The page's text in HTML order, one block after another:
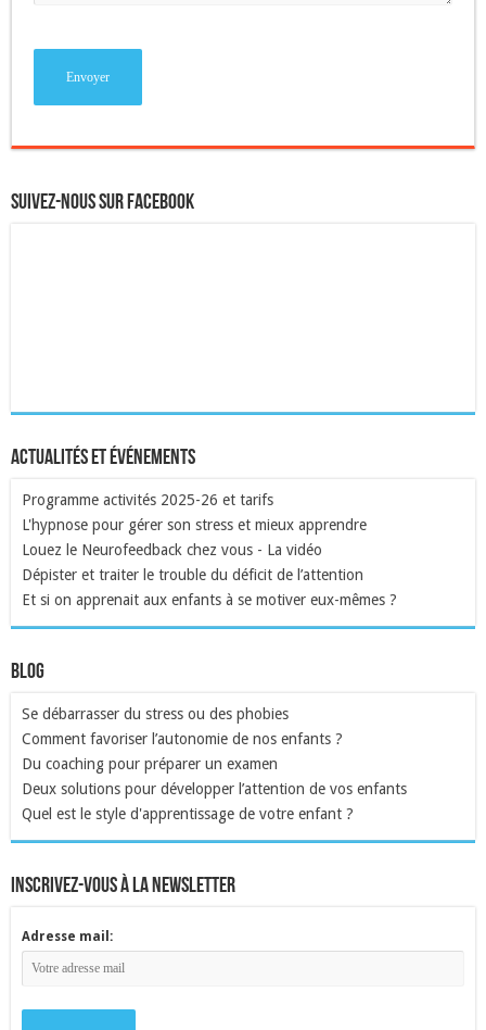
Suivez-nous sur Facebook
Actualités et événements
Programme activités 2025-26 et tarifs
L'hypnose pour gérer son stress et mieux apprendre
Louez le Neurofeedback chez vous - La vidéo
Dépister et traiter le trouble du déficit de l’attention
Et si on apprenait aux enfants à se motiver eux-mêmes ?
Blog
Se débarrasser du stress ou des phobies
Comment favoriser l’autonomie de nos enfants ?
Du coaching pour préparer un examen
Deux solutions pour développer l’attention de vos enfants
Quel est le style d'apprentissage de votre enfant ?
inscrivez-vous à la newsletter
Adresse mail: